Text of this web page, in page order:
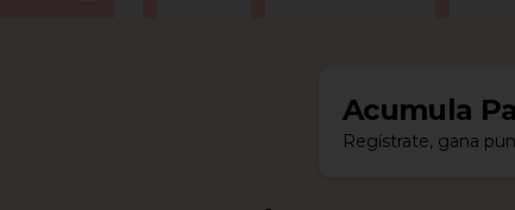
Acumula
Regístrate, gana